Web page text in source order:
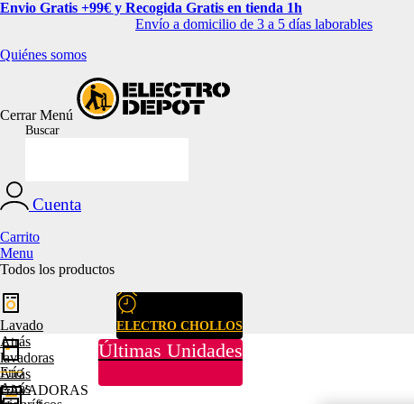
Envio Gratis +99€ y Recogida Gratis en tienda 1h
Envío a domicilio de 3 a 5 días laborables
Quiénes somos
CerrarMenú
Buscar
Cuenta
Carrito
Menu
Todos los productos
ELECTRO CHOLLOS
Últimas Unidades
Lavado
Atrás
lavadoras
Atrás
LAVADORAS
Frío
Atrás